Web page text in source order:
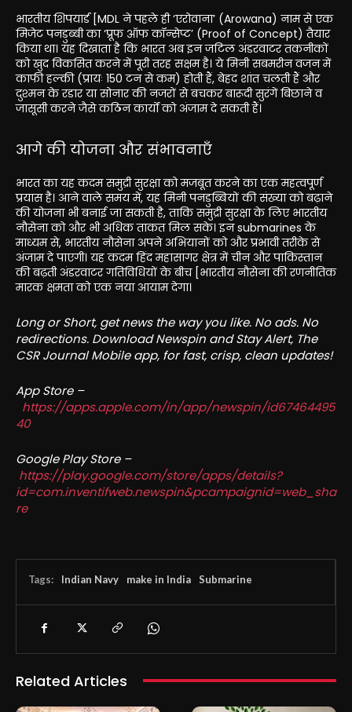
भारतीय शिपयार्ड [MDL ने पहले ही ‘एरोवाना’ (Arowana) नाम से एक
मिजेट पनडुब्बी का ‘प्रूफ ऑफ कॉन्सेप्ट’ (Proof of Concept) तैयार
किया था। यह दिखाता है कि भारत अब इन जटिल अंडरवाटर तकनीकों
को खुद विकसित करने में पूरी तरह सक्षम है। ये मिनी सबमरीन वजन में
काफी हल्की (प्रायः 150 टन से कम) होती हैं, बेहद शांत चलती हैं और
दुश्मन के रडार या सोनार की नजरों से बचकर बारूदी सुरंगें बिछाने व
जासूसी करने जैसे कठिन कार्यों को अंजाम दे सकती हैं।
आगे की योजना और संभावनाएँ
भारत का यह कदम समुद्री सुरक्षा को मजबूत करने का एक महत्वपूर्ण
प्रयास है। आने वाले समय में, यह मिनी पनडुब्बियों की संख्या को बढ़ाने
की योजना भी बनाई जा सकती है, ताकि समुद्री सुरक्षा के लिए भारतीय
नौसेना को और भी अधिक ताकत मिल सके। इन submarines के
माध्यम से, भारतीय नौसेना अपने अभियानों को और प्रभावी तरीके से
अंजाम दे पाएगी। यह कदम हिंद महासागर क्षेत्र में चीन और पाकिस्तान
की बढ़ती अंडरवाटर गतिविधियों के बीच [भारतीय नौसेना की रणनीतिक
मारक क्षमता को एक नया आयाम देगा।
Long or Short, get news the way you like. No ads. No
redirections. Download Newspin and Stay Alert, The
CSR Journal Mobile app, for fast, crisp, clean updates!
App Store –
https://apps.apple.com/in/app/newspin/id67464495
40
Google Play Store –
https://play.google.com/store/apps/details?
id=com.inventifweb.newspin&pcampaignid=web_sha
re
Tags: Indian Navy make in India Submarine
Related Articles